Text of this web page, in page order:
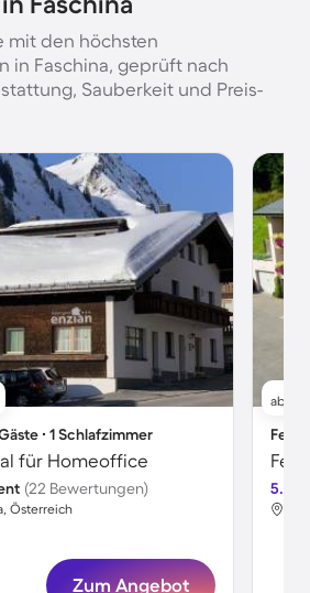
mit den höchsten
in Faschina, geprüft nach
Sauberkeit und Preis-
∙ 1 Schlafzimmer
für Homeoffice
(22 Bewertungen)
Österreich
Zum Angebot
ab
5.0